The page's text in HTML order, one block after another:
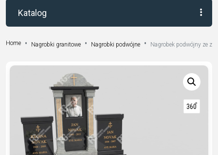
Katalog
Home Nagrobki granitowe Nagrobki podwójne Nagrobek podwójny ze